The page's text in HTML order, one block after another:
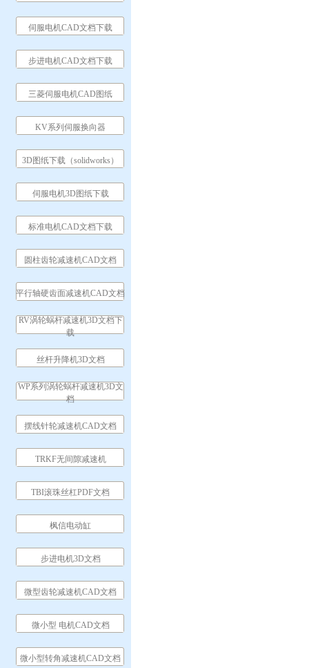
伺服电机CAD文档下载
步进电机CAD文档下载
三菱伺服电机CAD图纸
KV系列伺服换向器
3D图纸下载（solidworks）
伺服电机3D图纸下载
标准电机CAD文档下载
圆柱齿轮减速机CAD文档
平行轴硬齿面减速机CAD文档
RV涡轮蜗杆减速机3D文档下
载
丝杆升降机3D文档
WP系列涡轮蜗杆减速机3D文
档
摆线针轮减速机CAD文档
TRKF无间隙减速机
TBI滚珠丝杠PDF文档
枫信电动缸
步进电机3D文档
微型齿轮减速机CAD文档
微小型 电机CAD文档
微小型转角减速机CAD文档